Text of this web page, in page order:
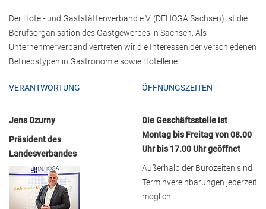
Der Hotel- und Gaststättenverband e.V. (DEHOGA Sachsen) ist die
Berufsorganisation des Gastgewerbes in Sachsen. Als
Unternehmerverband vertreten wir die Interessen der verschiedenen
Betriebstypen in Gastronomie sowie Hotellerie.
VERANTWORTUNG
Jens Dzurny
Präsident des
Landesverbandes
ÖFFNUNGSZEITEN
Die Geschäftsstelle ist
Montag bis Freitag von 08.00
Uhr bis 17.00 Uhr geöffnet
Außerhalb der Bürozeiten sind
Terminvereinbarungen jederzeit
möglich.